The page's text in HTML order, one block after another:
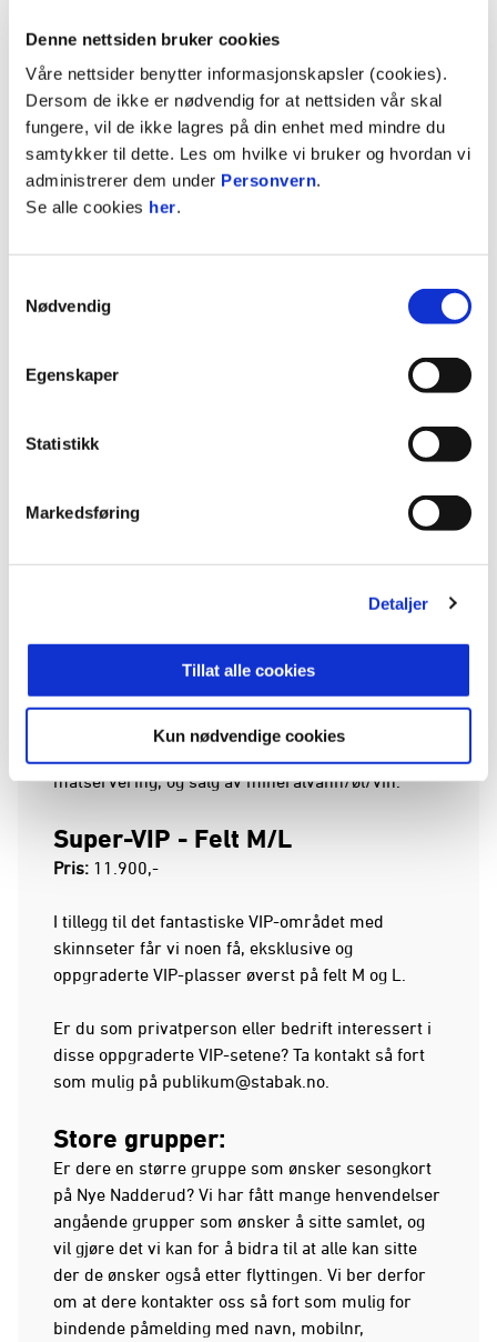
Denne nettsiden bruker cookies
Våre nettsider benytter informasjonskapsler (cookies).
Dersom de ikke er nødvendig for at nettsiden vår skal
fungere, vil de ikke lagres på din enhet med mindre du
samtykker til dette. Les om hvilke vi bruker og hvordan vi
administrerer dem under Personvern.
Se alle cookies her.
Nødvendig
Egenskaper
Statistikk
Markedsføring
Detaljer
Tillat alle cookies
Kun nødvendige cookies
Det blir i 2026 mulig å kjøpe rimelige sesongkort
på kortsiden mot torget og Bekkestua. Dette blir
sitteplasser på felt F, ved siden av Stabæk
Support.
Stabæk Support
Voksen: 1700,-
torget og Bekkestua.
Pris:1200,-
JR Support er plassert på felt P. Sesongkort på JR
bortetur, og kickoff eller avslutningsfest.
Pris:7.900,-
På Nye Nadderud Stadion vil det også bli mulig for
privatpersoner å kjøpe VIP-sesongkort. Dette
matservering, og salg av mineralvann/øl/vin.
Super-VIP - Felt M/L
Pris: 11.900,-
I tillegg til det fantastiske VIP-området med
skinnseter får vi noen få, eksklusive og
oppgraderte VIP-plasser øverst på felt M og L.
Er du som privatperson eller bedrift interessert i
disse oppgraderte VIP-setene? Ta kontakt så fort
som mulig på publikum@stabak.no
Store grupper:
Er dere en større gruppe som ønsker sesongkort
på Nye Nadderud? Vi har fått mange henvendelser
angående grupper som ønsker å sitte samlet, og
vil gjøre det vi kan for å bidra til at alle kan sitte
der de ønsker også etter flyttingen. Vi ber derfor
om at dere kontakter oss så fort som mulig for
bindende påmelding med navn, mobilnr,